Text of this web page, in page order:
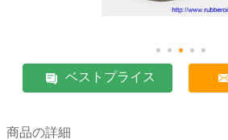
ベストプライス
商品の詳細